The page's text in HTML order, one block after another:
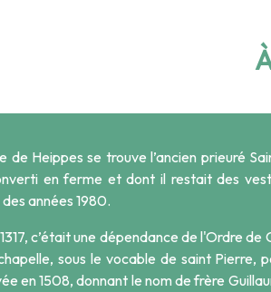
de Heippes se trouve l’ancien prieuré
en ferme et dont il restait des
années 1980.
c’était une dépendance de l'Ordre de
sous le vocable de saint Pierre,
en 1508, donnant le nom de frère